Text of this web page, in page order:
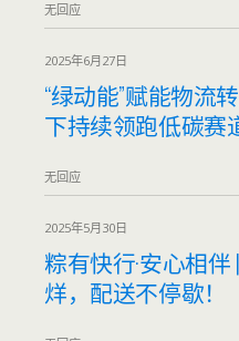
无回应
2025年6月27日
“绿动能”赋能物流
下持续领跑低碳赛
无回应
2025年5月30日
粽有快行·安心相伴
烊，配送不停歇！